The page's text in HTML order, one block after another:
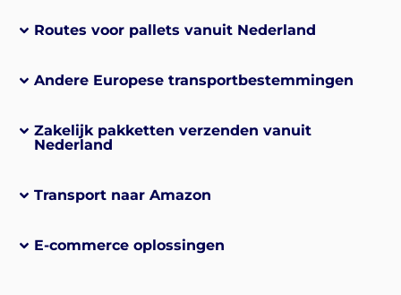
Routes voor pallets vanuit Nederland
Andere Europese transportbestemmingen
Zakelijk pakketten verzenden vanuit
Nederland
Transport naar Amazon
E-commerce oplossingen